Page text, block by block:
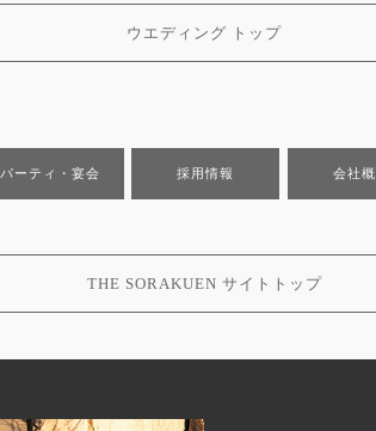
ウエディング トップ
パーティ・宴会 採用情報 会社
THE SORAKUEN サイトトップ